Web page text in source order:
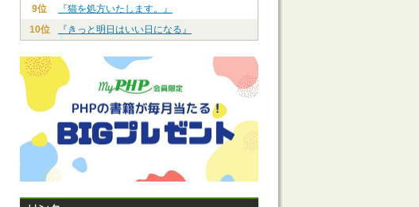
9位
『猫を処方いたします。』
10位
『きっと明日はいい日になる』